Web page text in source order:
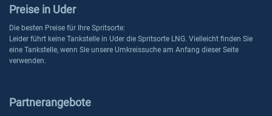
Preise in Uder
Die besten Preise für Ihre Spritsorte:
Leider führt keine Tankstelle in Uder die Spritsorte LNG. Vielleicht finden Sie
eine Tankstelle, wenn Sie unsere Umkreissuche am Anfang dieser Seite
verwenden.
Partnerangebote